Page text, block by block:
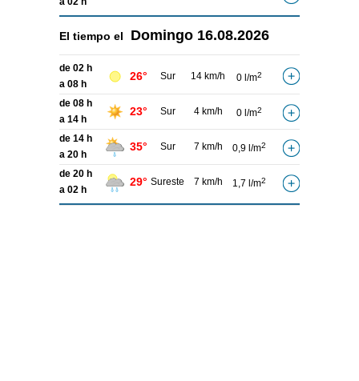
El tiempo el Domingo 16.08.2026
de 02 h
a 08 h
26° Sur 14 km/h 0 l/m2
de 08 h
a 14 h
23° Sur 4 km/h 0 l/m2
de 14 h
a 20 h
35° Sur 7 km/h 0,9 l/m2
de 20 h
a 02 h
29° Sureste 7 km/h 1,7 l/m2